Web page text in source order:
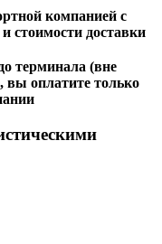
компанией с
стоимости доставки
(вне
вы оплатите только